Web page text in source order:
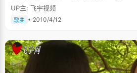
UP主: 飞宇视频
歌曲 • 2010/4/12